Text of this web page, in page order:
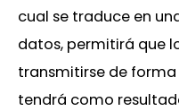
cual se traduce en
datos, permitirá que
transmitirse de
tendrá como